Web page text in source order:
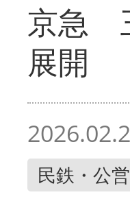
京急
展開
民鉄・公